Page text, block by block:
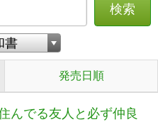
検索
発売日順
んでる友人と必ず仲良